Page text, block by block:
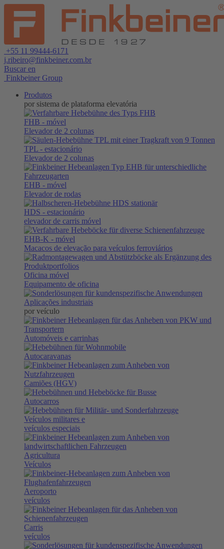
+55 11 99444-6171
j.ribeiro@finkbeiner.com.br
Buscar en
Finkbeiner Group
Produtos
por sistema de plataforma elevatória
FHB - móvel
Elevador de 2 colunas
TPL - estacionário
Elevador de 2 colunas
EHB - móvel
Elevador de rodas
HDS - estacionário
elevador de carris móvel
EHB-K - móvel
Macacos de elevação para veículos ferroviários
Oficina móvel
Equipamento de oficina
Aplicações industriais
por veículo
Automóveis e carrinhas
Autocaravanas
Camiões (HGV)
Autocarros
Veículos militares e
veículos especiais
Agricultura
Veículos
Aeroporto
veículos
Carris
veículos